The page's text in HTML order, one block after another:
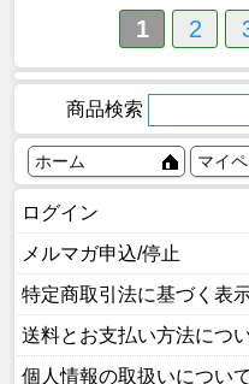
1 2
商品検索
ホーム マイ
ログイン
メルマガ申込/停止
特定商取引法に基づく表
送料とお支払い方法につ
個人情報の取扱いについて